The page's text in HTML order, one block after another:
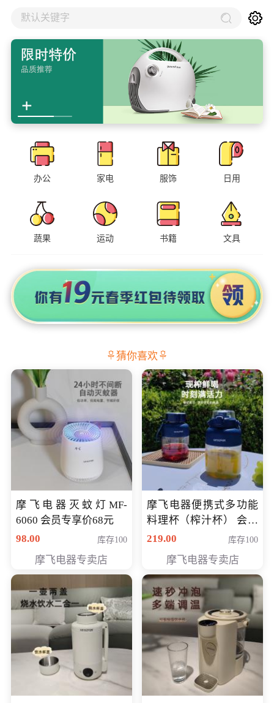
默认关键字
办公 家电 服饰 日用
蔬果 运动 书籍 文具
猜你喜欢
摩飞电器灭蚊灯MF-
6060 会员专享价68元
98.00
库存100
摩飞电器专卖店
摩飞电器便携式多功能
料理杯（榨汁杯） 会员
专享价118元
219.00 库存100
摩飞电器专卖店